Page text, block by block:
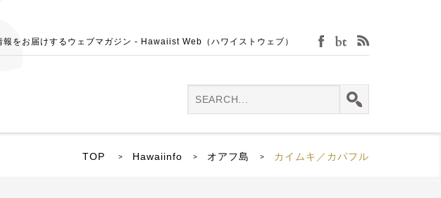
報をお届けするウェブマガジン - Hawaiist Web（ハワイストウェブ） facebookbijin-tokei
TOP > Hawaiinfo > オアフ島 > カイムキ／カパフル